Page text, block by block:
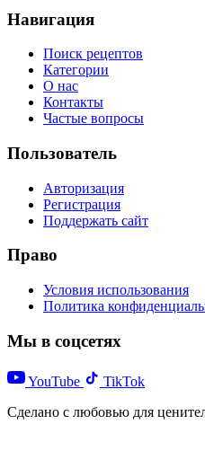
Навигация
Поиск рецептов
Категории
О нас
Контакты
Частые вопросы
Пользователь
Авторизация
Регистрация
Поддержать сайт
Право
Условия использования
Политика
Мы в соцсетях
YouTube
TikTok
Сделано с любовью для